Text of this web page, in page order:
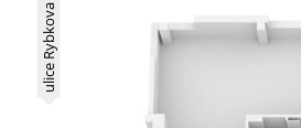
ulice Rybkova